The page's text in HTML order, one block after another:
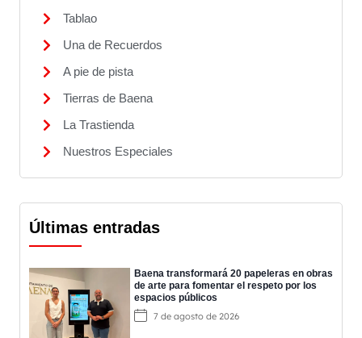
Tablao
Una de Recuerdos
A pie de pista
Tierras de Baena
La Trastienda
Nuestros Especiales
Últimas entradas
Baena transformará 20 papeleras en obras
de arte para fomentar el respeto por los
espacios públicos
7 de agosto de 2026